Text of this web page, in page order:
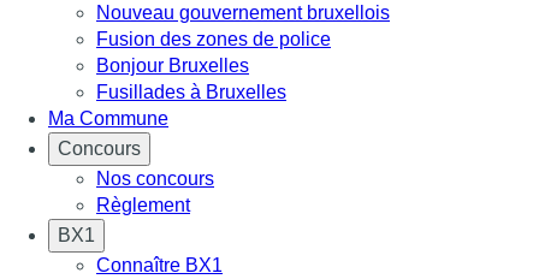
Nouveau gouvernement bruxellois
Fusion des zones de police
Bonjour Bruxelles
Fusillades à Bruxelles
Ma Commune
Concours
Nos concours
Règlement
BX1
Connaître BX1